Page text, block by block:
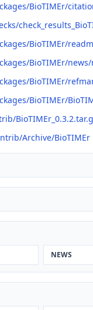
BioTIMEr/
BioTIMEr/
BioTIMEr/
BioTIMEr/
BioTIMEr/
Archive/BioTIMEr
NEWS